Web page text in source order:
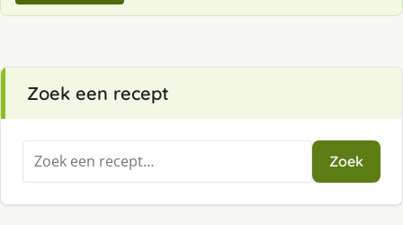
Zoek een recept
Zoeken
naar:
Zoek